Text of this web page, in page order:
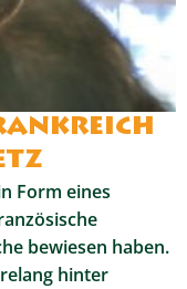
Form eines
bewiesen haben.
hinter